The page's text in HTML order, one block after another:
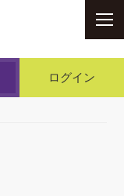
ログイン